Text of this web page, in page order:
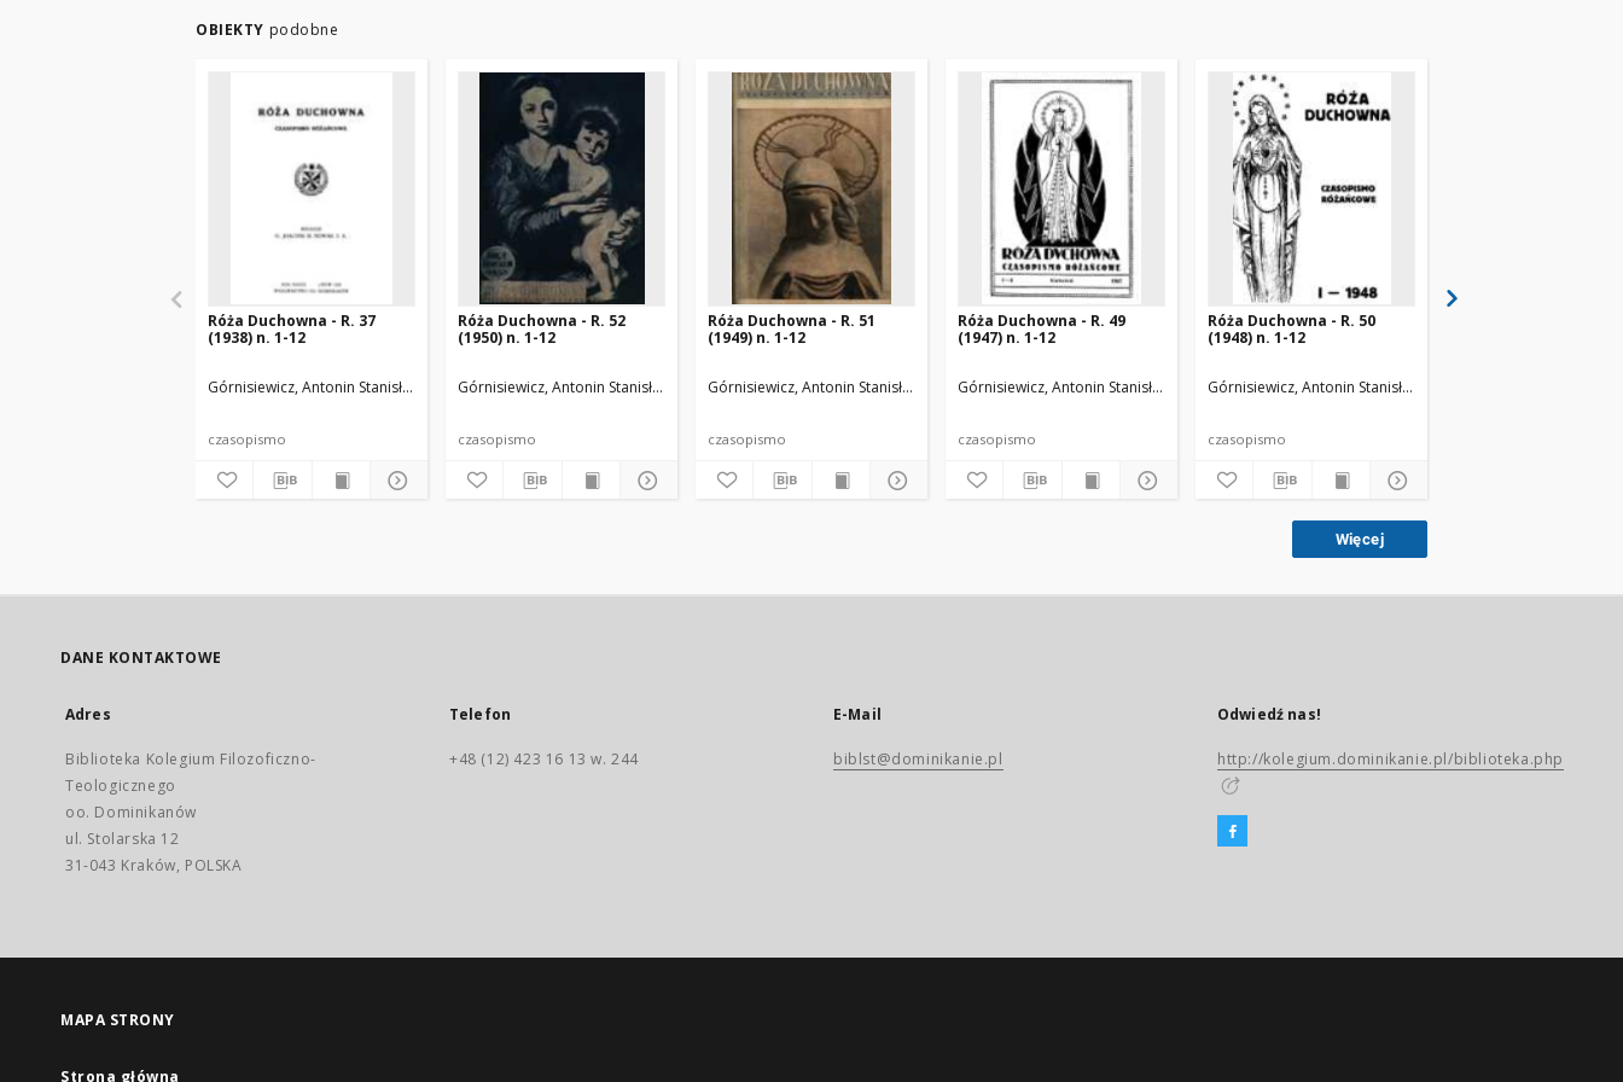
OBIEKTY podobne
Róża Duchowna - R. 37
(1938) n. 1-12
Górnisiewicz, Antonin Stanisław (1871-1948). Red.
czasopismo
Róża Duchowna - R. 52
(1950) n. 1-12
Górnisiewicz, Antonin Stanisław (1871-1948). Red.
czasopismo
Róża Duchowna - R. 51
(1949) n. 1-12
Górnisiewicz, Antonin Stanisław (1871-1948). Red.
czasopismo
Róża Duchowna - R. 49
(1947) n. 1-12
Górnisiewicz, Antonin Stanisław (1871-1948). Red.
czasopismo
Róża Duchowna - R. 50
(1948) n. 1-12
Górnisiewicz, Antonin Stanisław (1871-1948). Red.
czasopismo
Więcej
DANE KONTAKTOWE
Adres
Biblioteka Kolegium Filozoficzno-
Teologicznego
oo. Dominikanów
ul. Stolarska 12
31-043 Kraków, POLSKA
Telefon
+48 (12) 423 16 13 w. 244
E-Mail
biblst@dominikanie.pl
Odwiedź nas!
http://kolegium.dominikanie.pl/biblioteka.php
MAPA STRONY
Strona główna